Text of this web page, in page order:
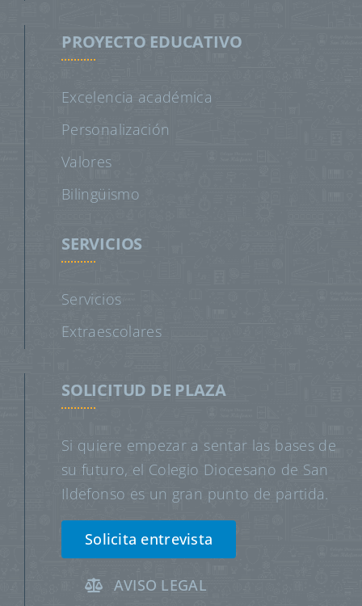
PROYECTO EDUCATIVO
Excelencia académica
Personalización
Valores
Bilingüismo
SERVICIOS
Servicios
Extraescolares
SOLICITUD DE PLAZA
Si quiere empezar a sentar las bases de
su futuro, el Colegio Diocesano de San
Ildefonso es un gran punto de partida.
Solicita entrevista
AVISO LEGAL